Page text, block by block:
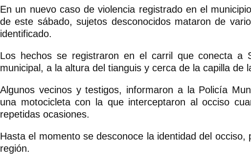
En un nuevo caso de violencia registrado en el
de este sábado, sujetos desconocidos mataron de
identificado.
Los hechos se registraron en el carril que conecta a
municipal, a la altura del tianguis y cerca de la capilla de
Algunos vecinos y testigos, informaron a la Policía
una motocicleta con la que interceptaron al occiso
repetidas ocasiones.
Hasta el momento se desconoce la identidad del
región.